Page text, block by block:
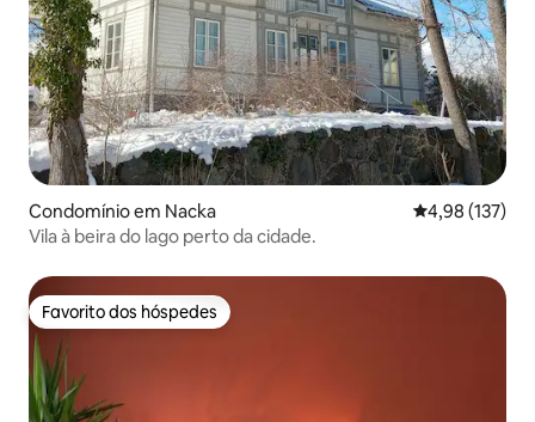
Condomínio em Nacka Classificação
4,98 (137)
Vila à beira do lago perto da cidade.
Favorito dos hóspedes
Favorito dos hóspedes